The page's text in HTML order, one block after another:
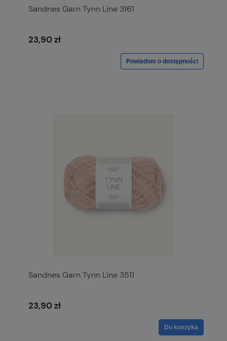
Sandnes Garn Tynn Line 3161
23,90 zł
Powiadom o dostępności
Sandnes Garn Tynn Line 3511
23,90 zł
Do koszyka